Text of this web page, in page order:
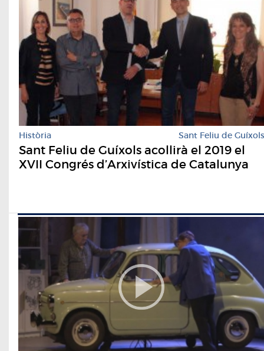
Història Sant Feliu de Guíxols
Sant Feliu de Guíxols acollirà el 2019 el
XVII Congrés d’Arxivística de Catalunya